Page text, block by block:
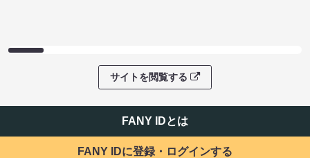
サイトを閲覧する
FANY IDとは
FANY IDに登録・ログインする